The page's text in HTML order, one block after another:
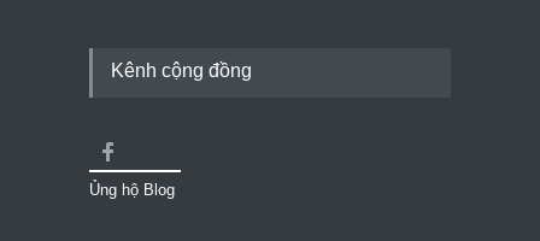
Kênh cộng đồng
Ủng hộ Blog